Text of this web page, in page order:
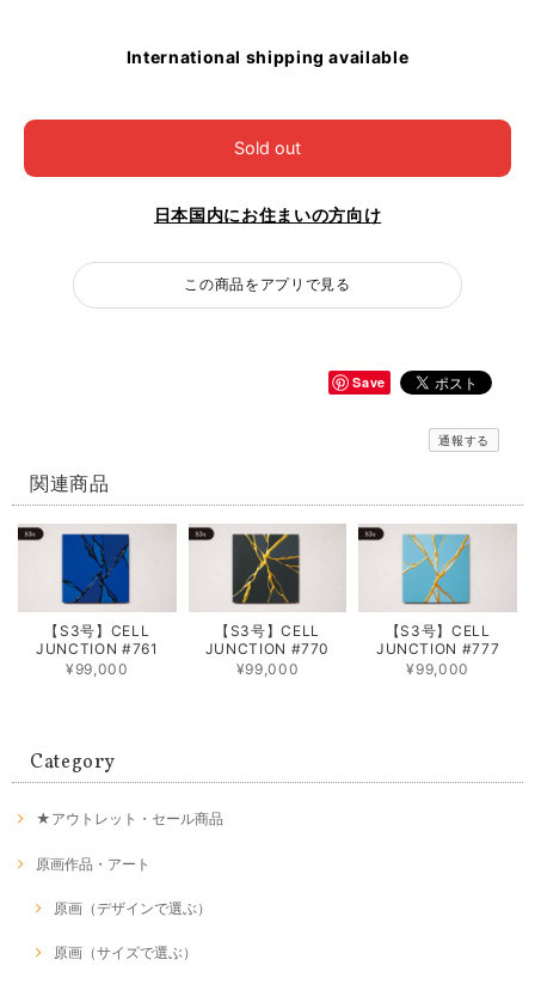
International shipping available
Sold out
日本国内にお住まいの方向け
この商品をアプリで見る
Save
通報する
関連商品
【S3号】CELL
JUNCTION #761
¥99,000
【S3号】CELL
JUNCTION #770
¥99,000
【S3号】CELL
JUNCTION #777
¥99,000
Category
★アウトレット・セール商品
原画作品・アート
原画（デザインで選ぶ）
原画（サイズで選ぶ）